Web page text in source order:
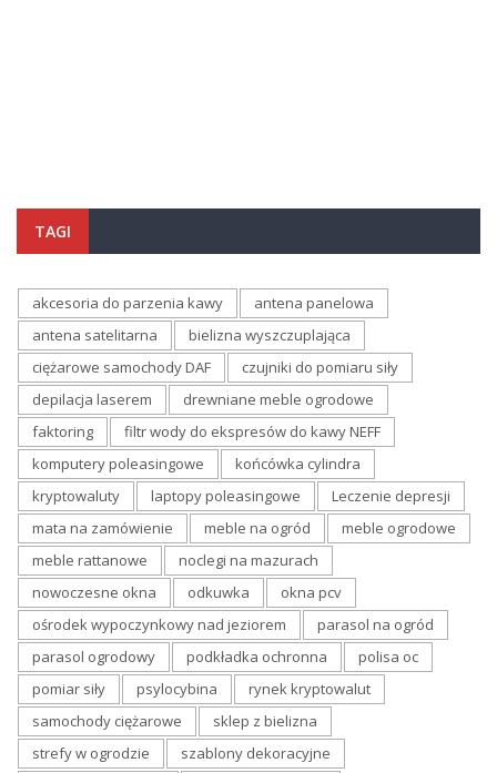
TAGI
akcesoria do parzenia kawy
antena panelowa
antena satelitarna
bielizna wyszczuplająca
ciężarowe samochody DAF
czujniki do pomiaru siły
depilacja laserem
drewniane meble ogrodowe
faktoring
filtr wody do ekspresów do kawy NEFF
komputery poleasingowe
końcówka cylindra
kryptowaluty
laptopy poleasingowe
Leczenie depresji
mata na zamówienie
meble na ogród
meble ogrodowe
meble rattanowe
noclegi na mazurach
nowoczesne okna
odkuwka
okna pcv
ośrodek wypoczynkowy nad jeziorem
parasol na ogród
parasol ogrodowy
podkładka ochronna
polisa oc
pomiar siły
psylocybina
rynek kryptowalut
samochody ciężarowe
sklep z bielizna
strefy w ogrodzie
szablony dekoracyjne